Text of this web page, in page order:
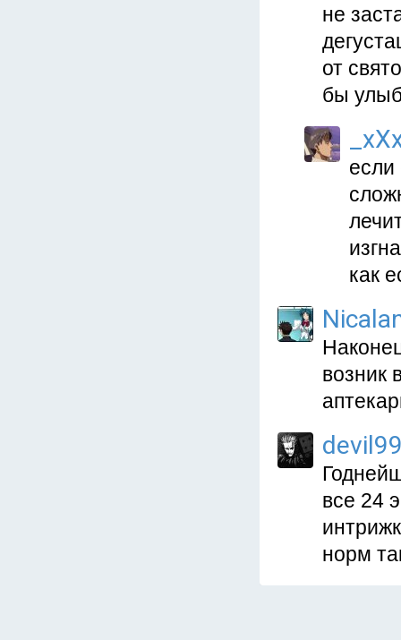
не
от
бы
если
как
возник
все 24
норм